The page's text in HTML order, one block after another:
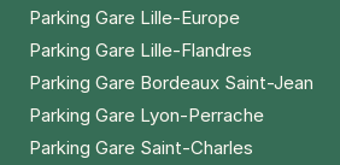
Parking Gare Lille-Europe
Parking Gare Lille-Flandres
Parking Gare Bordeaux Saint-Jean
Parking Gare Lyon-Perrache
Parking Gare Saint-Charles